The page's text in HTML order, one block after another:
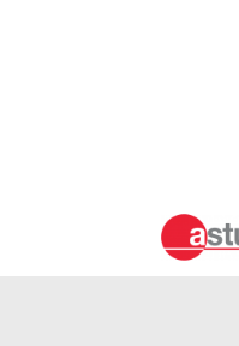
fournissons un traitement
Pour obtenir le coût propre
Qui se charge des
Les terrasses sont des
s'occupe des missions et il